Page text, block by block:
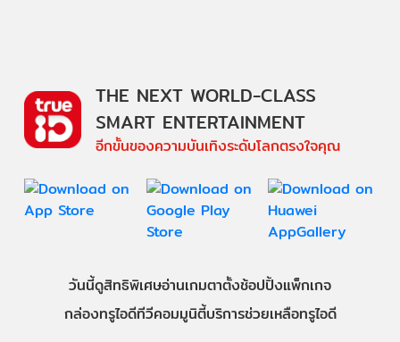
THE NEXT WORLD-CLASS
SMART ENTERTAINMENT
อีกขั้นของความบันเทิงระดับโลกตรงใจคุณ
วันนี้ดูสิทธิพิเศษอ่านเกมตาตั้งช้อปปิ้งแพ็กเกจ
กล่องทรูไอดีทีวีคอมมูนิตี้บริการช่วยเหลือทรูไอดี